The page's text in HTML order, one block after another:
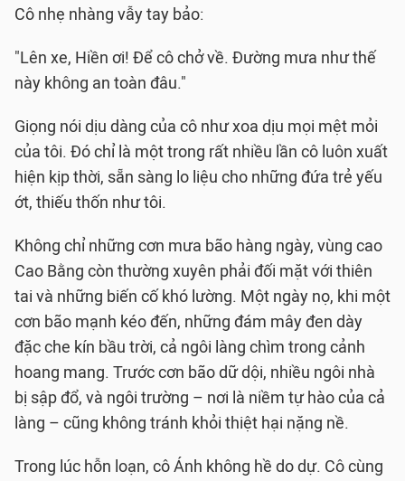
Cô nhẹ nhàng vẫy tay bảo:
"Lên xe, Hiền ơi! Để cô chở về. Đường mưa như thế
này không an toàn đâu."
Giọng nói dịu dàng của cô như xoa dịu mọi mệt mỏi
của tôi. Đó chỉ là một trong rất nhiều lần cô luôn xuất
hiện kịp thời, sẵn sàng lo liệu cho những đứa trẻ yếu
ớt, thiếu thốn như tôi.
Không chỉ những cơn mưa bão hàng ngày, vùng cao
Cao Bằng còn thường xuyên phải đối mặt với thiên
tai và những biến cố khó lường. Một ngày nọ, khi một
cơn bão mạnh kéo đến, những đám mây đen dày
đặc che kín bầu trời, cả ngôi làng chìm trong cảnh
hoang mang. Trước cơn bão dữ dội, nhiều ngôi nhà
bị sập đổ, và ngôi trường – nơi là niềm tự hào của cả
làng – cũng không tránh khỏi thiệt hại nặng nề.
Trong lúc hỗn loạn, cô Ánh không hề do dự. Cô cùng